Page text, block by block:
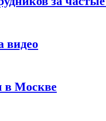
видео
в Москве